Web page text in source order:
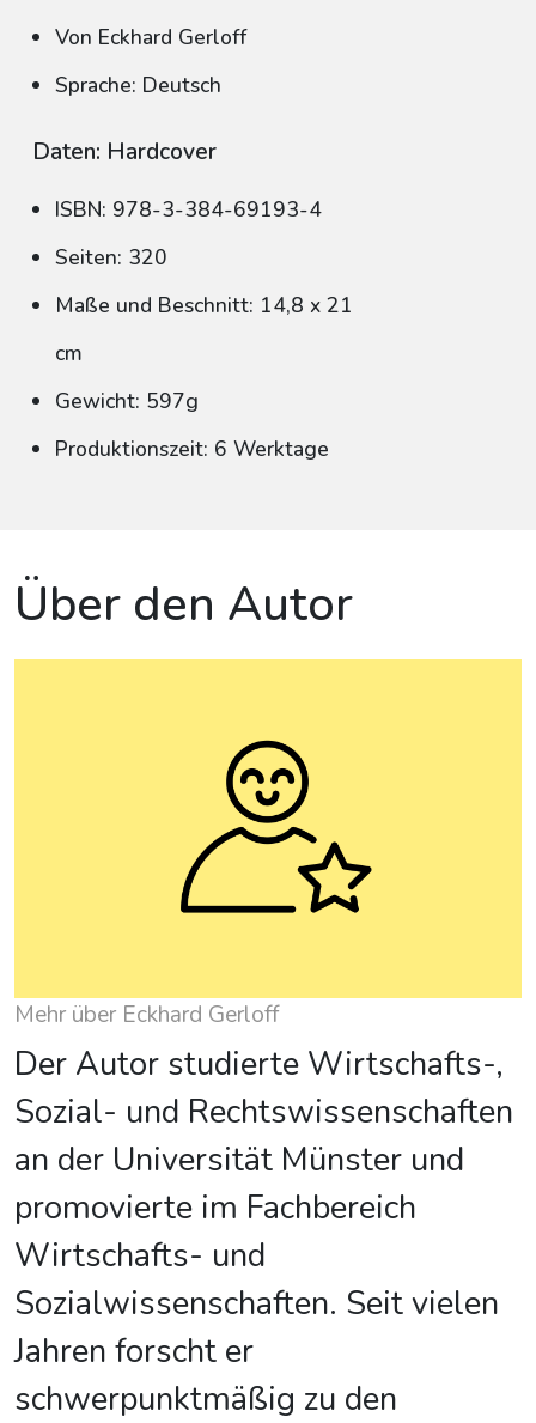
Von Eckhard Gerloff
Sprache: Deutsch
Daten: Hardcover
ISBN: 978-3-384-69193-4
Seiten: 320
Maße und Beschnitt: 14,8 x 21
cm
Gewicht: 597g
Produktionszeit: 6 Werktage
Über den Autor
Mehr über Eckhard Gerloff
Der Autor studierte Wirtschafts-,
Sozial- und Rechtswissenschaften
an der Universität Münster und
promovierte im Fachbereich
Wirtschafts- und
Sozialwissenschaften. Seit vielen
Jahren forscht er
schwerpunktmäßig zu den